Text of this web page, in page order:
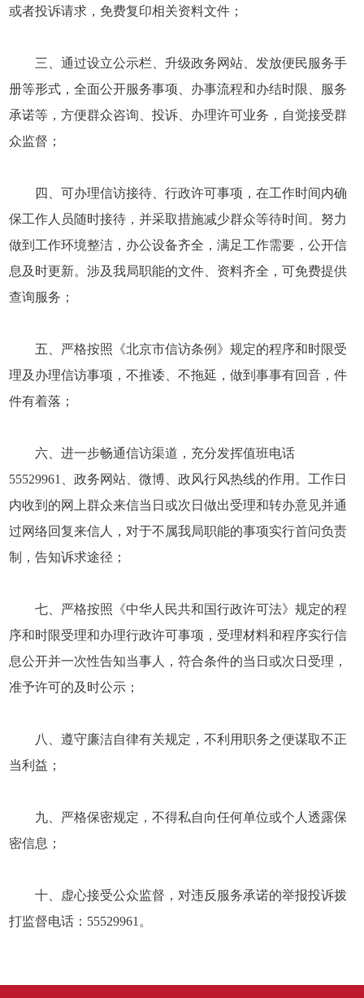
或者投诉请求，免费复印相关资料文件；
三、通过设立公示栏、升级政务网站、发放便民服务手
册等形式，全面公开服务事项、办事流程和办结时限、服务
承诺等，方便群众咨询、投诉、办理许可业务，自觉接受群
众监督；
四、可办理信访接待、行政许可事项，在工作时间内确
保工作人员随时接待，并采取措施减少群众等待时间。努力
做到工作环境整洁，办公设备齐全，满足工作需要，公开信
息及时更新。涉及我局职能的文件、资料齐全，可免费提供
查询服务；
五、严格按照《北京市信访条例》规定的程序和时限受
理及办理信访事项，不推诿、不拖延，做到事事有回音，件
件有着落；
六、进一步畅通信访渠道，充分发挥值班电话
55529961、政务网站、微博、政风行风热线的作用。工作日
内收到的网上群众来信当日或次日做出受理和转办意见并通
过网络回复来信人，对于不属我局职能的事项实行首问负责
制，告知诉求途径；
七、严格按照《中华人民共和国行政许可法》规定的程
序和时限受理和办理行政许可事项，受理材料和程序实行信
息公开并一次性告知当事人，符合条件的当日或次日受理，
准予许可的及时公示；
八、遵守廉洁自律有关规定，不利用职务之便谋取不正
当利益；
九、严格保密规定，不得私自向任何单位或个人透露保
密信息；
十、虚心接受公众监督，对违反服务承诺的举报投诉拨
打监督电话：55529961。